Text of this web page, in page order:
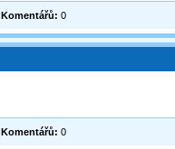
Komentářů: 0
Komentářů: 0